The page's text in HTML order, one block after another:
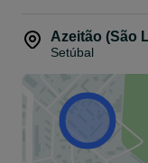
Azeitão (São
Setúbal